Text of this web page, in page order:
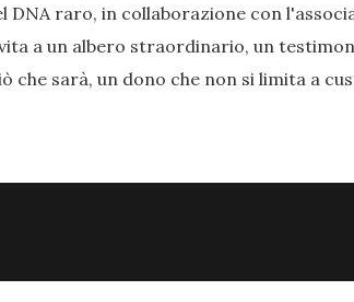
raro, in collaborazione con
a un albero straordinario, un
sarà, un dono che non si limita a